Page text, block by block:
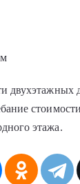
двухэтажных
этажа.